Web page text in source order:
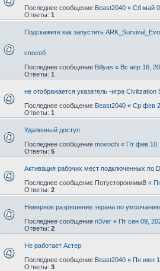
Последнее сообщение Beast2040 « Сб май
Ответы: 1
Подскажите как запустить
способ
Последнее сообщение Billyas « Вс апр 16,
Ответы: 1
не отображается указатель -игра Civilization
Последнее сообщение Beast2040 « Ср фев
Ответы: 1
Удаленный доступ
Последнее сообщение movochi « Пт фев 10,
Ответы: 5
Активация рабочих мест подключенных по
Последнее сообщение ПотустороннимВ «
Ответы: 2
Неверное разрешение экрана по умолчанию
Последнее сообщение n3ver « Пт сен 09,
Ответы: 2
Не работает Астер
Последнее сообщение Beast2040 « Пн июн
Ответы: 3